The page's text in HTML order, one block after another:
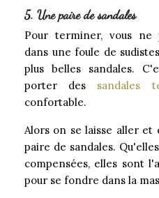
5. Une paire de sandales
Pour terminer, vous ne
dans une foule de
plus belles sandales.
porter des sandales
confortable.
Alors on se laisse aller et
paire de sandales.
compensées, elles sont
pour se fondre dans la